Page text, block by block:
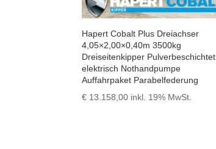
Hapert Cobalt Plus Dreiachser
4,05×2,00×0,40m 3500kg
Dreiseitenkipper Pulverbeschichtet
elektrisch Nothandpumpe
Auffahrpaket Parabelfederung
€ 13.158,00 inkl. 19% MwSt.